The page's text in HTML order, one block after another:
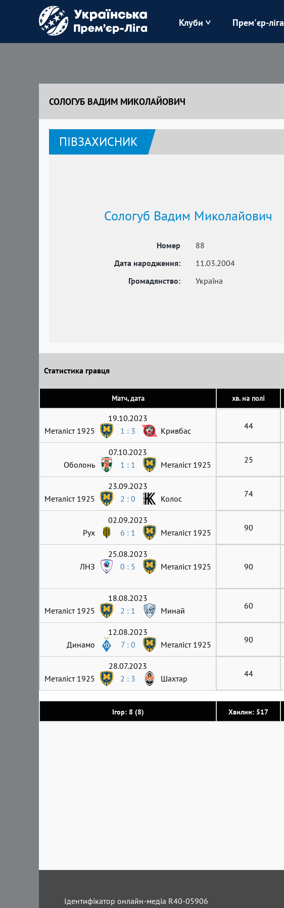
Клуби
Зоря Карпати
Полісся
Прем'єр-ліга
СОЛОГУБ ВАДИМ МИКОЛАЙОВИЧ
ПІВЗАХИСНИК
Сологуб Вадим Миколайович
Номер
88
Дата народження:
11.03.2004
Громадянство:
Україна
Статистика гравця
Матч, дата хв. на полі
Ігор: 8 (8) Хвилин: 517
19.10.2023
Металіст 1925
1 : 3 Кривбас 44
07.10.2023
Оболонь
1 : 1 Металіст 1925 25
23.09.2023
Металіст 1925
2 : 0 Колос 74
02.09.2023
Рух
6 : 1 Металіст 1925 90
25.08.2023
ЛНЗ
0 : 5 Металіст 1925 90
18.08.2023
Металіст 1925
2 : 1 Минай 60
12.08.2023
Динамо
7 : 0 Металіст 1925 90
28.07.2023
Металіст 1925
2 : 3 Шахтар 44
Ідентифікатор онлайн-медіа R40-05906